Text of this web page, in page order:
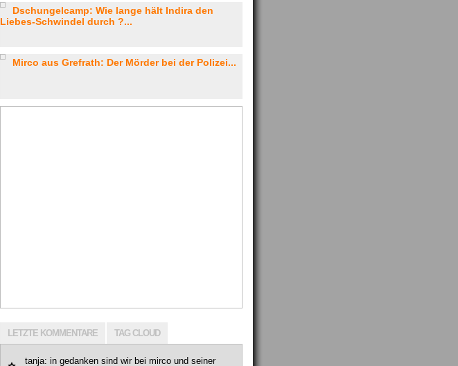
Dschungelcamp: Wie lange hält Indira den
Liebes-Schwindel durch ?...
Mirco aus Grefrath: Der Mörder bei der Polizei...
LETZTE KOMMENTARE TAG CLOUD
tanja: in gedanken sind wir bei mirco und seiner